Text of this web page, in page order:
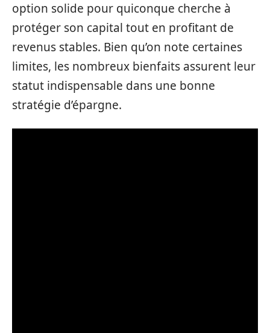
option solide pour quiconque cherche à
protéger son capital tout en profitant de
revenus stables. Bien qu’on note certaines
limites, les nombreux bienfaits assurent leur
statut indispensable dans une bonne
stratégie d’épargne.